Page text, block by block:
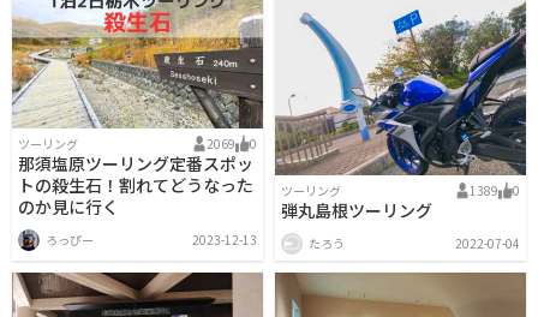
ツーリング 2069 0
那須塩原ツーリング定番スポッ
トの殺生石！割れてどうなった
のか見に行く
ろっぴー 2023-12-13
ツーリング 1389 0
弾丸島根ツーリング
たろう 2022-07-04